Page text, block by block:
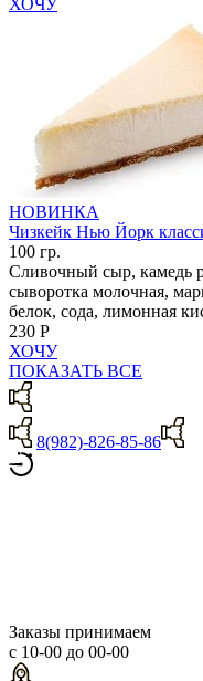
ХОЧУ
НОВИНКА
Чизкейк Нью Йорк
100 гр.
Сливочный сыр, камедь
сыворотка молочная,
белок, сода, лимонная
230 Р
ХОЧУ
ПОКАЗАТЬ ВСЕ
8(982)-826-85-86
Заказы принимаем
с 10-00 до 00-00